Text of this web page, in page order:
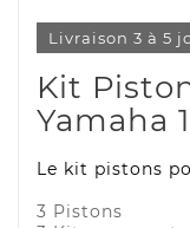
Livraison 3 à 5
Kit
Yamaha
Le kit pistons
3 Pistons